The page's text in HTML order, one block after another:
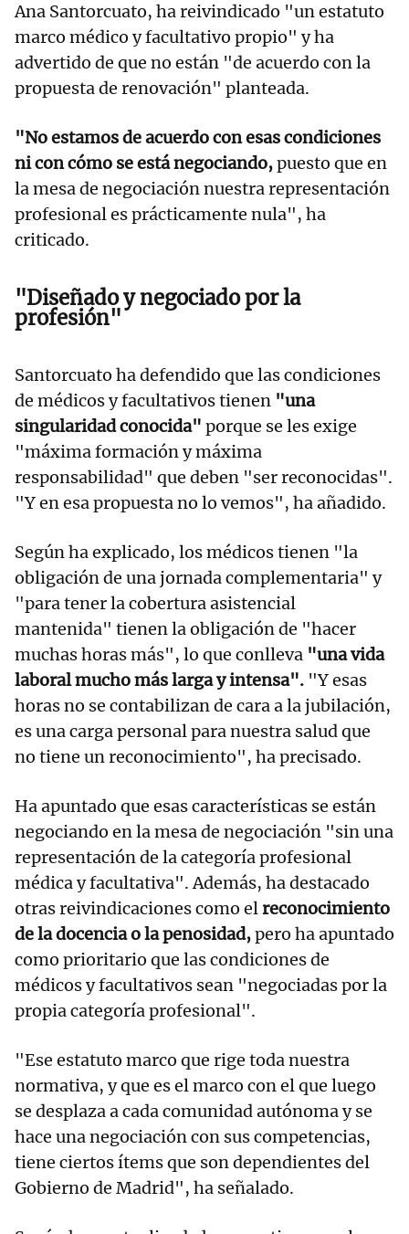
Ana Santorcuato, ha reivindicado "un estatuto
marco médico y facultativo propio" y ha
advertido de que no están "de acuerdo con la
propuesta de renovación" planteada.
"No estamos de acuerdo con esas condiciones
ni con cómo se está negociando,puesto que en
la mesa de negociación nuestra representación
profesional es prácticamente nula", ha
criticado.
"Diseñado y negociado por la
profesión"
Santorcuato ha defendido que las condiciones
de médicos y facultativos tienen "una
singularidad conocida" porque se les exige
"máxima formación y máxima
responsabilidad" que deben "ser reconocidas".
"Y en esa propuesta no lo vemos", ha añadido.
Según ha explicado, los médicos tienen "la
obligación de una jornada complementaria" y
"para tener la cobertura asistencial
mantenida" tienen la obligación de "hacer
muchas horas más", lo que conlleva "una vida
laboral mucho más larga y intensa". "Y esas
horas no se contabilizan de cara a la jubilación,
es una carga personal para nuestra salud que
no tiene un reconocimiento", ha precisado.
Ha apuntado que esas características se están
negociando en la mesa de negociación "sin una
representación de la categoría profesional
médica y facultativa". Además, ha destacado
otras reivindicaciones como elreconocimiento
de la docencia o la penosidad,pero ha apuntado
como prioritario que las condiciones de
médicos y facultativos sean "negociadas por la
propia categoría profesional".
"Ese estatuto marco que rige toda nuestra
normativa, y que es el marco con el que luego
se desplaza a cada comunidad autónoma y se
hace una negociación con sus competencias,
tiene ciertos ítems que son dependientes del
Gobierno de Madrid", ha señalado.